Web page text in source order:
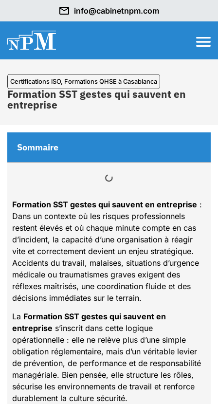
info@cabinetnpm.com
Certifications ISO, Formations QHSE à Casablanca
Formation SST gestes qui sauvent en
entreprise
Formation SST gestes qui sauvent en entreprise :
Dans un contexte où les risques professionnels
restent élevés et où chaque minute compte en cas
d’incident, la capacité d’une organisation à réagir
vite et correctement devient un enjeu stratégique.
Accidents du travail, malaises, situations d’urgence
médicale ou traumatismes graves exigent des
réflexes maîtrisés, une coordination fluide et des
décisions immédiates sur le terrain.
La Formation SST gestes qui sauvent en
entreprise s’inscrit dans cette logique
opérationnelle : elle ne relève plus d’une simple
obligation réglementaire, mais d’un véritable levier
de prévention, de performance et de responsabilité
managériale. Bien pensée, elle structure les rôles,
sécurise les environnements de travail et renforce
durablement la culture sécurité.
Sommaire